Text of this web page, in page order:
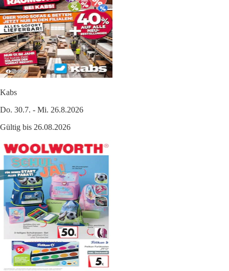
Kabs
Do. 30.7. - Mi. 26.8.2026
Gültig bis 26.08.2026